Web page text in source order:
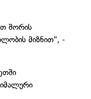
შორის
მიზნით", -